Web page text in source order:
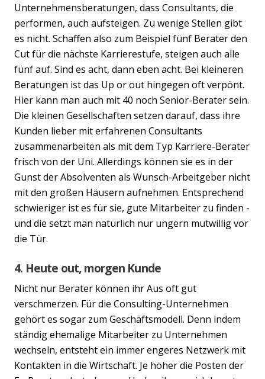
Previous
Unternehmensberatungen, dass Consultants, die
performen, auch aufsteigen. Zu wenige Stellen gibt
es nicht. Schaffen also zum Beispiel fünf Berater den
Cut für die nächste Karrierestufe, steigen auch alle
fünf auf. Sind es acht, dann eben acht. Bei kleineren
Beratungen ist das Up or out hingegen oft verpönt.
Hier kann man auch mit 40 noch Senior-Berater sein.
Die kleinen Gesellschaften setzen darauf, dass ihre
Kunden lieber mit erfahrenen Consultants
zusammenarbeiten als mit dem Typ Karriere-Berater
frisch von der Uni. Allerdings können sie es in der
Gunst der Absolventen als Wunsch-Arbeitgeber nicht
mit den großen Häusern aufnehmen. Entsprechend
schwieriger ist es für sie, gute Mitarbeiter zu finden -
und die setzt man natürlich nur ungern mutwillig vor
die Tür.
4. Heute out, morgen Kunde
Nicht nur Berater können ihr Aus oft gut
verschmerzen. Für die Consulting-Unternehmen
gehört es sogar zum Geschäftsmodell. Denn indem
ständig ehemalige Mitarbeiter zu Unternehmen
wechseln, entsteht ein immer engeres Netzwerk mit
Kontakten in die Wirtschaft. Je höher die Posten der